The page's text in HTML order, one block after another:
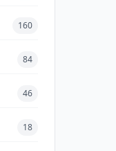
160
84
46
18